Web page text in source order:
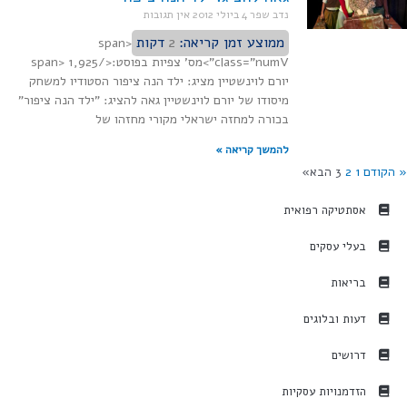
אסתטיקה רפואית
בעלי עסקים
בריאות
דעות ובלוגים
דרושים
הזדמנויות עסקיות
נדב שפר4 ביולי 2012 אין תגובות
ממוצע זמן קריאה:2 דקות
<span
class="numV">מס' צפיות בפוסט:</span> 1,925
יורם לוינשטיין מציג: ילד הנה ציפור הסטודיו למשחק
מיסודו של יורם לוינשטיין גאה להציג: "ילד הנה ציפור"
בכורה למחזה ישראלי מקורי מחזהו של
להמשך קריאה »
1
2
3 הבא»